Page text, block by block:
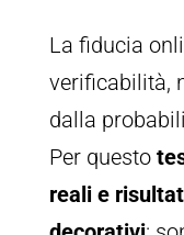
La fiducia
verificabilità,
dalla
Per questo
reali e